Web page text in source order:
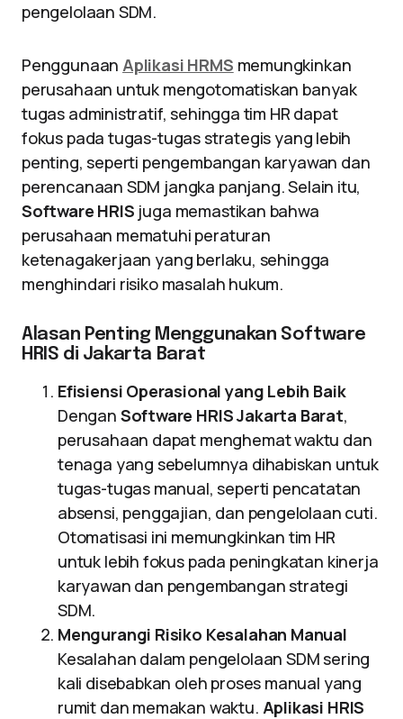
pengelolaan SDM.
Penggunaan Aplikasi HRMS memungkinkan
perusahaan untuk mengotomatiskan banyak
tugas administratif, sehingga tim HR dapat
fokus pada tugas-tugas strategis yang lebih
penting, seperti pengembangan karyawan dan
perencanaan SDM jangka panjang. Selain itu,
Software HRIS juga memastikan bahwa
perusahaan mematuhi peraturan
ketenagakerjaan yang berlaku, sehingga
menghindari risiko masalah hukum.
Alasan Penting Menggunakan Software
HRIS di Jakarta Barat
Efisiensi Operasional yang Lebih Baik
Dengan Software HRIS Jakarta Barat,
perusahaan dapat menghemat waktu dan
tenaga yang sebelumnya dihabiskan untuk
tugas-tugas manual, seperti pencatatan
absensi, penggajian, dan pengelolaan cuti.
Otomatisasi ini memungkinkan tim HR
untuk lebih fokus pada peningkatan kinerja
karyawan dan pengembangan strategi
SDM.
Mengurangi Risiko Kesalahan Manual
Kesalahan dalam pengelolaan SDM sering
kali disebabkan oleh proses manual yang
rumit dan memakan waktu. Aplikasi HRIS